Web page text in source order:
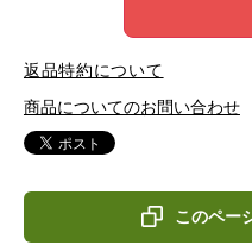
返品特約について
商品についてのお問い合わせ
このペー